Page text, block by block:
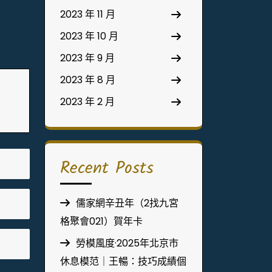
2023 年 11 月
2023 年 10 月
2023 年 9 月
2023 年 8 月
2023 年 2 月
Recent Posts
儒家網辛丑年（2找九宮
格聚會021）賀年卡
勞模風度·2025年北京市
休息模范｜王暢：技巧成績個